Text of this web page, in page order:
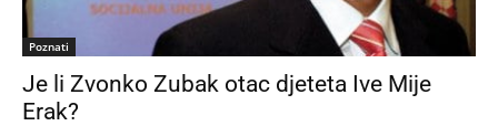
Poznati
Je li Zvonko Zubak otac djeteta Ive Mije
Erak?